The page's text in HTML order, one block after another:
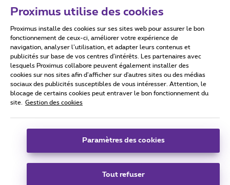
Conditions d'utilisation Accessibility statement
Tous droits réservés. © 2026
Conditions générales, info consommateur
Coordonnées de l’entreprise
Boulevard du Roi Albert II 27 - B-1030 Bruxelles.
Proximus utilise des cookies
Proximus installe des cookies sur ses sites web pour assurer le bon
fonctionnement de ceux-ci, améliorer votre expérience de
navigation, analyser l’utilisation, et adapter leurs contenus et
publicités sur base de vos centres d’intérêts. Les partenaires avec
lesquels Proximus collabore peuvent également installer des
cookies sur nos sites afin d’afficher sur d'autres sites ou des médias
sociaux des publicités susceptibles de vous intéresser. Attention, le
blocage de certains cookies peut entraver le bon fonctionnement du
site.
Gestion des cookies
Paramètres des cookies
Tout refuser